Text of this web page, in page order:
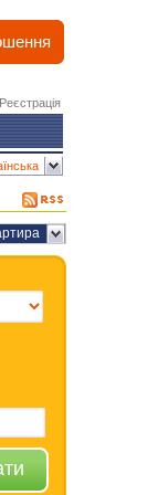
Реєстрація